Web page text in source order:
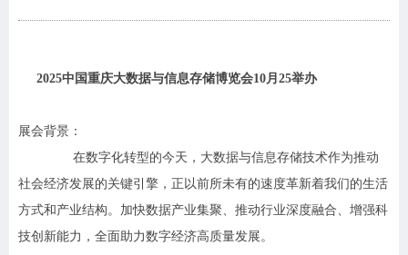
2025中国重庆大数据与信息存储博览会10月25举办
展会背景：
在数字化转型的今天，大数据与信息存储技术作为推动
社会经济发展的关键引擎，正以前所未有的速度革新着我们的生活
方式和产业结构。加快数据产业集聚、推动行业深度融合、增强科
技创新能力，全面助力数字经济高质量发展。